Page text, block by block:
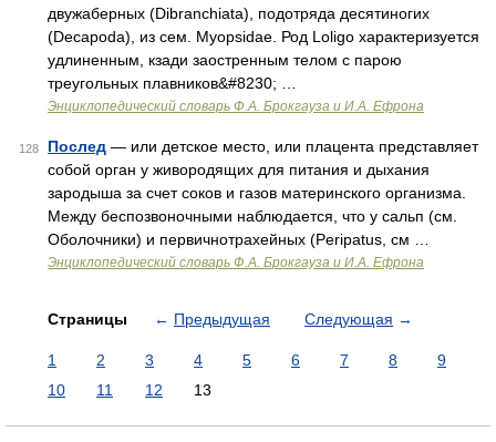
двужаберных (Dibranchiata), подотряда десятиногих
(Decapoda), из сем. Myopsidae. Род Loligo характеризуется
удлиненным, кзади заостренным телом с парою
треугольных плавников&#8230; …
Энциклопедический словарь Ф.А. Брокгауза и И.А. Ефрона
128 Послед — или детское место, или плацента представляет
собой орган у живородящих для питания и дыхания
зародыша за счет соков и газов материнского организма.
Между беспозвоночными наблюдается, что у сальп (см.
Оболочники) и первичнотрахейных (Peripatus, см …
Энциклопедический словарь Ф.А. Брокгауза и И.А. Ефрона
Страницы ← Предыдущая Следующая →
1 2 3 4 5 6 7 8
9
10
11 12 13